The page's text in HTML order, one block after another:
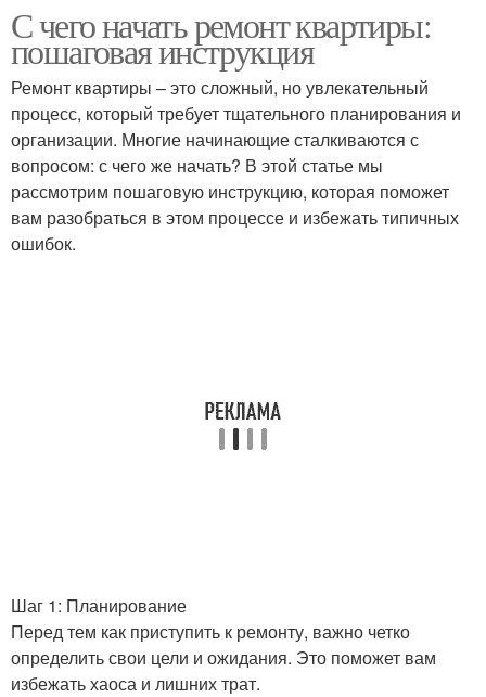
Новички при ремонте
ремонту
Ремонт в квартире
Самостоятельный
ремонт
С чего начать ремонт квартиры:
пошаговая инструкция
Ремонт квартиры – это сложный, но увлекательный
процесс, который требует тщательного планирования и
организации. Многие начинающие сталкиваются с
вопросом: с чего же начать? В этой статье мы
рассмотрим пошаговую инструкцию, которая поможет
вам разобраться в этом процессе и избежать типичных
ошибок.
Шаг 1: Планирование
Перед тем как приступить к ремонту, важно четко
определить свои цели и ожидания. Это поможет вам
избежать хаоса и лишних трат.